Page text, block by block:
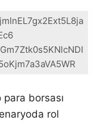
borsası
rol